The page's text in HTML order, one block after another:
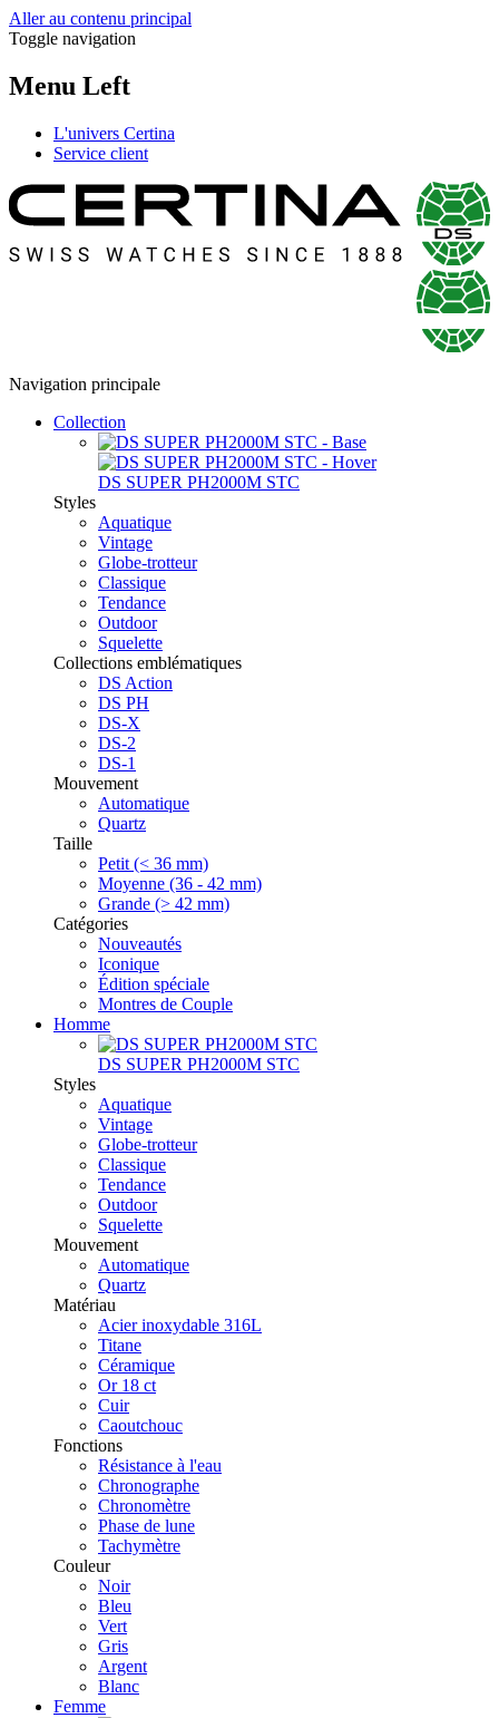
Aller au contenu principal
Toggle navigation
Menu Left
L'univers Certina
Service client
Navigation principale
Collection
DS SUPER PH2000M STC
Styles
Aquatique
Vintage
Globe-trotteur
Classique
Tendance
Outdoor
Squelette
Collections emblématiques
DS Action
DS PH
DS-X
DS-2
DS-1
Mouvement
Automatique
Quartz
Taille
Petit (< 36 mm)
Moyenne (36 - 42 mm)
Grande (> 42 mm)
Catégories
Nouveautés
Iconique
Édition spéciale
Montres de Couple
Homme
DS SUPER PH2000M STC
Styles
Aquatique
Vintage
Globe-trotteur
Classique
Tendance
Outdoor
Squelette
Mouvement
Automatique
Quartz
Matériau
Acier inoxydable 316L
Titane
Céramique
Or 18 ct
Cuir
Caoutchouc
Fonctions
Résistance à l'eau
Chronographe
Chronomètre
Phase de lune
Tachymètre
Couleur
Noir
Bleu
Vert
Gris
Argent
Blanc
Femme